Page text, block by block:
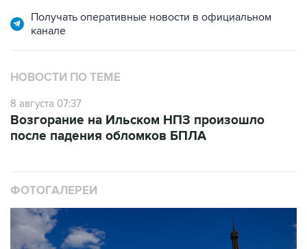
Получать оперативные новости в официальном
канале
НОВОСТИ ПО ТЕМЕ
8 августа 07:37
Возгорание на Ильском НПЗ произошло
после падения обломков БПЛА
ФОТОГАЛЕРЕИ